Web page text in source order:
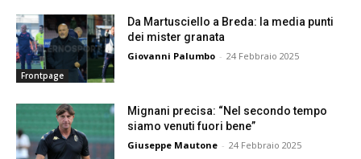
Frontpage
Da Martusciello a Breda: la media punti
dei mister granata
Giovanni Palumbo - 24 Febbraio 2025
Mignani precisa: “Nel secondo tempo
siamo venuti fuori bene”
Giuseppe Mautone - 24 Febbraio 2025